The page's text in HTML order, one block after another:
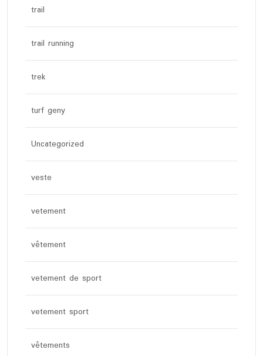
trail
trail running
trek
turf geny
Uncategorized
veste
vetement
vêtement
vetement de sport
vetement sport
vêtements